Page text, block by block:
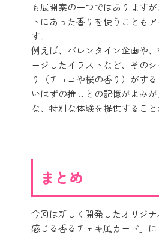
も展開案の一つではあります
トにあった香りを使うことも
す。
例えば、バレンタイン企画や
ージしたイラストなど、その
り（チョコや桜の香り）がす
いはずの推しとの記憶がよみ
な、特別な体験を提供すること
まとめ
今回は新しく開発したオリジ
感じる香るチェキ風カード」